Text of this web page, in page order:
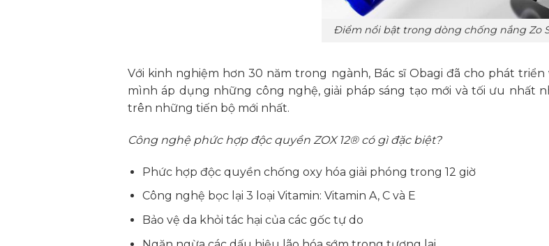
Điểm nổi bật trong dòng chống nắng Zo
Với kinh nghiệm hơn 30 năm trong ngành, Bác sĩ Obagi đã cho phát
mình áp dụng những công nghệ, giải pháp sáng tạo mới và tối ưu nhất
trên những tiến bộ mới nhất.
Công nghệ phức hợp độc quyền ZOX 12® có gì đặc biệt?
Phức hợp độc quyền chống oxy hóa giải phóng trong 12 giờ
Công nghệ bọc lại 3 loại Vitamin: Vitamin A, C và E
Bảo vệ da khỏi tác hại của các gốc tự do